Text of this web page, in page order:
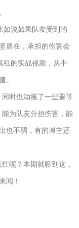
如说如果队友受到的
盾在，承担的伤害会
红的实战视频，从中
。
时也动摇了一些要等
能为队友分担伤害，能
也不弱，有的博主还
呢？本期就聊到这，
阅！